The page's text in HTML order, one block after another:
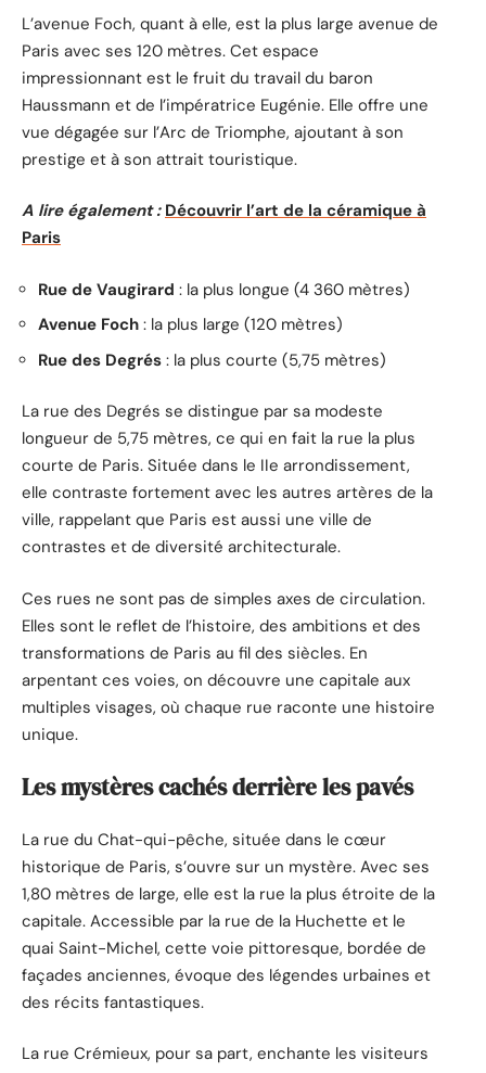
L’avenue Foch, quant à elle, est la plus large avenue de
Paris avec ses 120 mètres. Cet espace
impressionnant est le fruit du travail du baron
Haussmann et de l’impératrice Eugénie. Elle offre une
vue dégagée sur l’Arc de Triomphe, ajoutant à son
prestige et à son attrait touristique.
A lire également : Découvrir l’art de la céramique à
Paris
Rue de Vaugirard : la plus longue (4 360 mètres)
Avenue Foch : la plus large (120 mètres)
Rue des Degrés : la plus courte (5,75 mètres)
La rue des Degrés se distingue par sa modeste
longueur de 5,75 mètres, ce qui en fait la rue la plus
courte de Paris. Située dans le IIe arrondissement,
elle contraste fortement avec les autres artères de la
ville, rappelant que Paris est aussi une ville de
contrastes et de diversité architecturale.
Ces rues ne sont pas de simples axes de circulation.
Elles sont le reflet de l’histoire, des ambitions et des
transformations de Paris au fil des siècles. En
arpentant ces voies, on découvre une capitale aux
multiples visages, où chaque rue raconte une histoire
unique.
Les mystères cachés derrière les pavés
La rue du Chat-qui-pêche, située dans le cœur
historique de Paris, s’ouvre sur un mystère. Avec ses
1,80 mètres de large, elle est la rue la plus étroite de la
capitale. Accessible par la rue de la Huchette et le
quai Saint-Michel, cette voie pittoresque, bordée de
façades anciennes, évoque des légendes urbaines et
des récits fantastiques.
La rue Crémieux, pour sa part, enchante les visiteurs